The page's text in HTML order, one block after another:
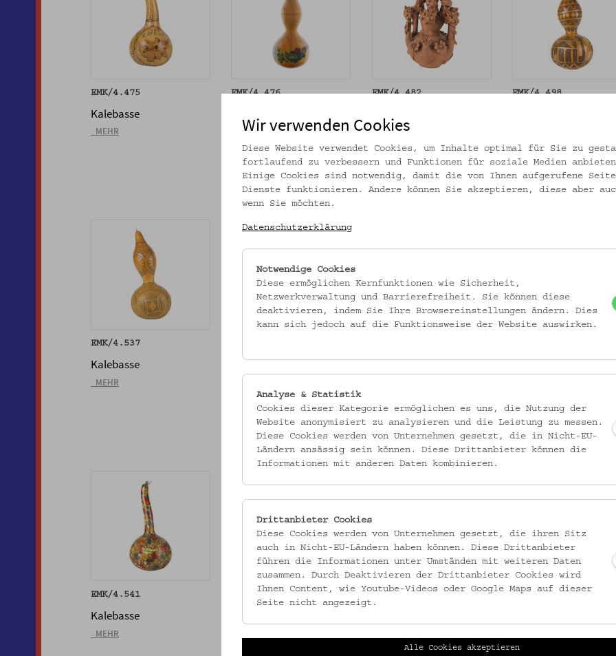
EMK/4.475
Kalebasse
_MEHR
EMK/4.476
_MEHR
EMK/4.482
_MEHR
EMK/4.498
EMK/4.537
Kalebasse
_MEHR
Kalebasse Kalebasse Kalebasse
EMK/4.541
Kalebasse
_MEHR
EMK/4.550
Wir verwenden Cookies
Diese Website verwendet Cookies, um Inhalte optimal für Sie zu
fortlaufend zu verbessern und Funktionen für soziale Medien anbieten
Einige Cookies sind notwendig, damit die von Ihnen aufgerufene
Dienste funktionieren. Andere können Sie akzeptieren, diese aber
wenn Sie möchten.
Datenschutzerklärung
Notwendige Cookies
Diese ermöglichen Kernfunktionen wie Sicherheit,
Netzwerkverwaltung und Barrierefreiheit. Sie können diese
deaktivieren, indem Sie Ihre Browsereinstellungen ändern. Dies
kann sich jedoch auf die Funktionsweise der Website auswirken.
Analyse & Statistik
Cookies dieser Kategorie ermöglichen es uns, die Nutzung der
Website anonymisiert zu analysieren und die Leistung zu messen.
Diese Cookies werden von Unternehmen gesetzt, die in Nicht-EU-
Ländern ansässig sein können. Diese Drittanbieter können die
Informationen mit anderen Daten kombinieren.
Drittanbieter Cookies
Diese Cookies werden von Unternehmen gesetzt, die ihren Sitz
auch in Nicht-EU-Ländern haben können. Diese Drittanbieter
führen die Informationen unter Umständen mit weiteren Daten
zusammen. Durch Deaktivieren der Drittanbieter Cookies wird
Ihnen Content, wie Youtube-Videos oder Google Maps auf dieser
Seite nicht angezeigt.
Alle Cookies akzeptieren